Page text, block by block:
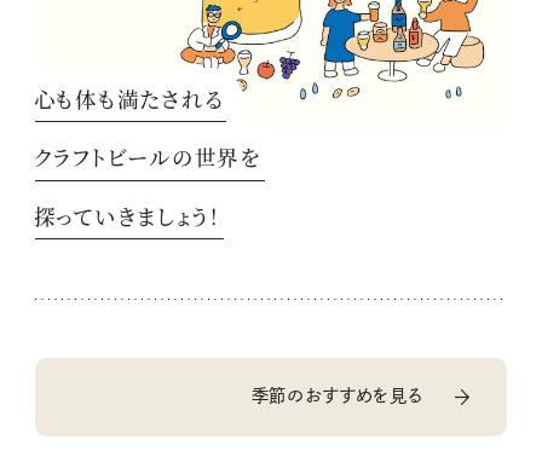
心も体も満たされる
クラフトビールの世界を
探っていきましょう！
季節のおすすめを見る